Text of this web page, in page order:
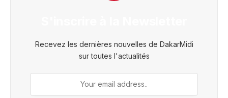
Recevez les dernières nouvelles de DakarMidi
sur toutes l'actualités